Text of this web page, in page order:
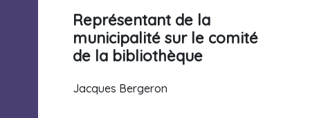
Représentant de la
municipalité sur le comité
de la bibliothèque
Jacques Bergeron